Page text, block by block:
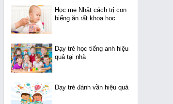
Shop Bán Đồ Sinh Nhật
Tại Thuần Mỹ
Shop Bán Đồ Sinh Nhật
Học mẹ Nhật cách trị con
biếng ăn rất khoa học
Dạy trẻ học tiếng anh hiệu
quả tại nhà
Dạy trẻ đánh vần hiệu quả